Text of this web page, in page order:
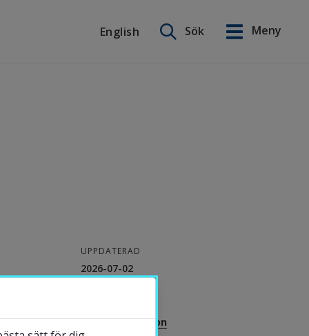
English
Sök
Meny
UPPDATERAD
2026-07-02
Andreas Ivarsson
English